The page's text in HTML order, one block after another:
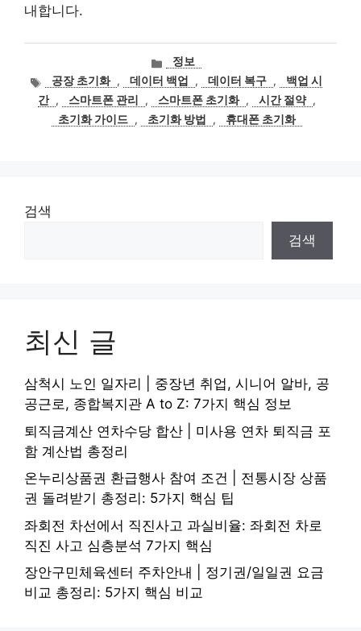
내합니다.
카
테
고
리
정보
태
그
공장 초기화 , 데이터 백업 , 데이터 복구 ,
백업 시
간 , 스마트폰 관리 , 스마트폰 초기화 , 시간 절약 ,
초기화 가이드 , 초기화 방법 , 휴대폰 초기화
검색
검색
최신 글
삼척시 노인 일자리 | 중장년 취업, 시니어 알바, 공
공근로, 종합복지관 A to Z: 7가지 핵심 정보
퇴직금계산 연차수당 합산 | 미사용 연차 퇴직금 포
함 계산법 총정리
온누리상품권 환급행사 참여 조건 | 전통시장 상품
권 돌려받기 총정리: 5가지 핵심 팁
좌회전 차선에서 직진사고 과실비율: 좌회전 차로
직진 사고 심층분석 7가지 핵심
장안구민체육센터 주차안내 | 정기권/일일권 요금
비교 총정리: 5가지 핵심 비교